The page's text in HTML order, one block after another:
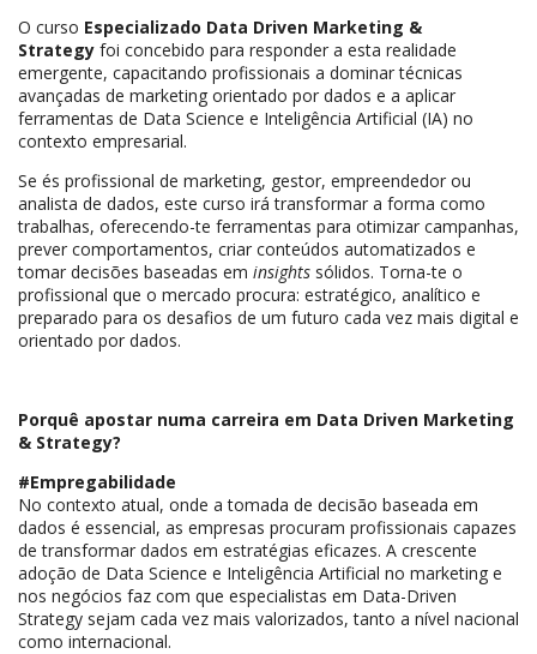
O curso Especializado Data Driven Marketing &
Strategy foi concebido para responder a esta realidade
emergente, capacitando profissionais a dominar técnicas
avançadas de marketing orientado por dados e a aplicar
ferramentas de Data Science e Inteligência Artificial (IA) no
contexto empresarial.
Se és profissional de marketing, gestor, empreendedor ou
analista de dados, este curso irá transformar a forma como
trabalhas, oferecendo-te ferramentas para otimizar campanhas,
prever comportamentos, criar conteúdos automatizados e
tomar decisões baseadas em insights sólidos. Torna-te o
profissional que o mercado procura: estratégico, analítico e
preparado para os desafios de um futuro cada vez mais digital e
orientado por dados.
Porquê apostar numa carreira em Data Driven Marketing
& Strategy?
#Empregabilidade
No contexto atual, onde a tomada de decisão baseada em
dados é essencial, as empresas procuram profissionais capazes
de transformar dados em estratégias eficazes. A crescente
adoção de Data Science e Inteligência Artificial no marketing e
nos negócios faz com que especialistas em Data-Driven
Strategy sejam cada vez mais valorizados, tanto a nível nacional
como internacional.